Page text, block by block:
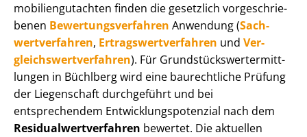
mo­bi­li­en­gut­ach­ten finden die gesetzlich vor­ge­schrie­
be­nen Be­wer­tungs­ver­fah­ren Anwendung (Sach­
wert­ver­fah­ren, Er­trags­wert­ver­fah­ren und Ver­
gleichs­wert­ver­fah­ren). Für Grund­stücks­wert­ermitt­
lun­gen in Büchlberg wird eine baurechtliche Prüfung
der Liegenschaft durchgeführt und bei
entsprechendem Ent­wick­lungs­po­ten­zi­al nach dem
Re­si­du­al­wert­ver­fah­ren bewertet. Die aktuellen